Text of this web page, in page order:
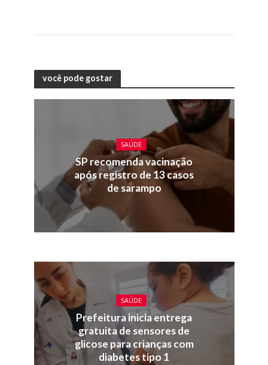
você pode gostar
SAÚDE
SP recomenda vacinação
após registro de 13 casos
de sarampo
SAÚDE
Prefeitura inicia entrega
gratuita de sensores de
glicose para crianças com
diabetes tipo 1